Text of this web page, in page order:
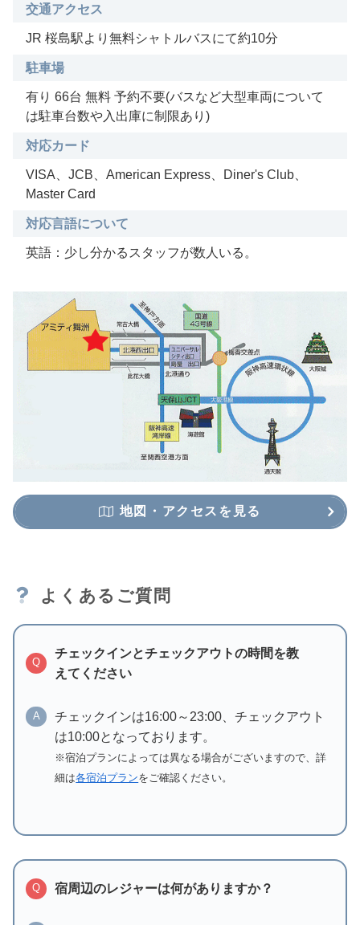
交通アクセス
JR 桜島駅より無料シャトルバスにて約10分
駐車場
有り 66台 無料 予約不要(バスなど大型車両について
は駐車台数や入出庫に制限あり)
対応カード
VISA、JCB、American Express、Diner's Club、
Master Card
対応言語について
英語：少し分かるスタッフが数人いる。
地図・アクセスを見る
よくあるご質問
Q
チェックインとチェックアウトの時間を教
えてください
A
チェックインは16:00～23:00、チェックアウト
は10:00となっております。
※宿泊プランによっては異なる場合がございますので、詳
細は各宿泊プランをご確認ください。
Q 宿周辺のレジャーは何がありますか？